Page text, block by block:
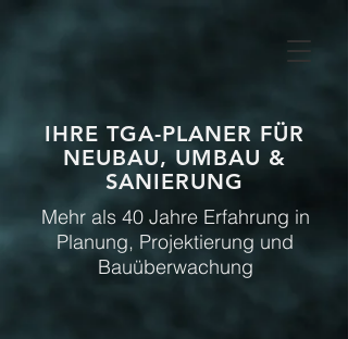
IHRE TGA-PLANER FÜR
NEUBAU, UMBAU &
SANIERUNG
Mehr als 40 Jahre Erfahrung in
Planung, Projektierung und
Bauüberwachung